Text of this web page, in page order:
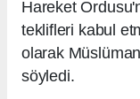
Hareket
teklifleri kabul
olarak
söyledi.